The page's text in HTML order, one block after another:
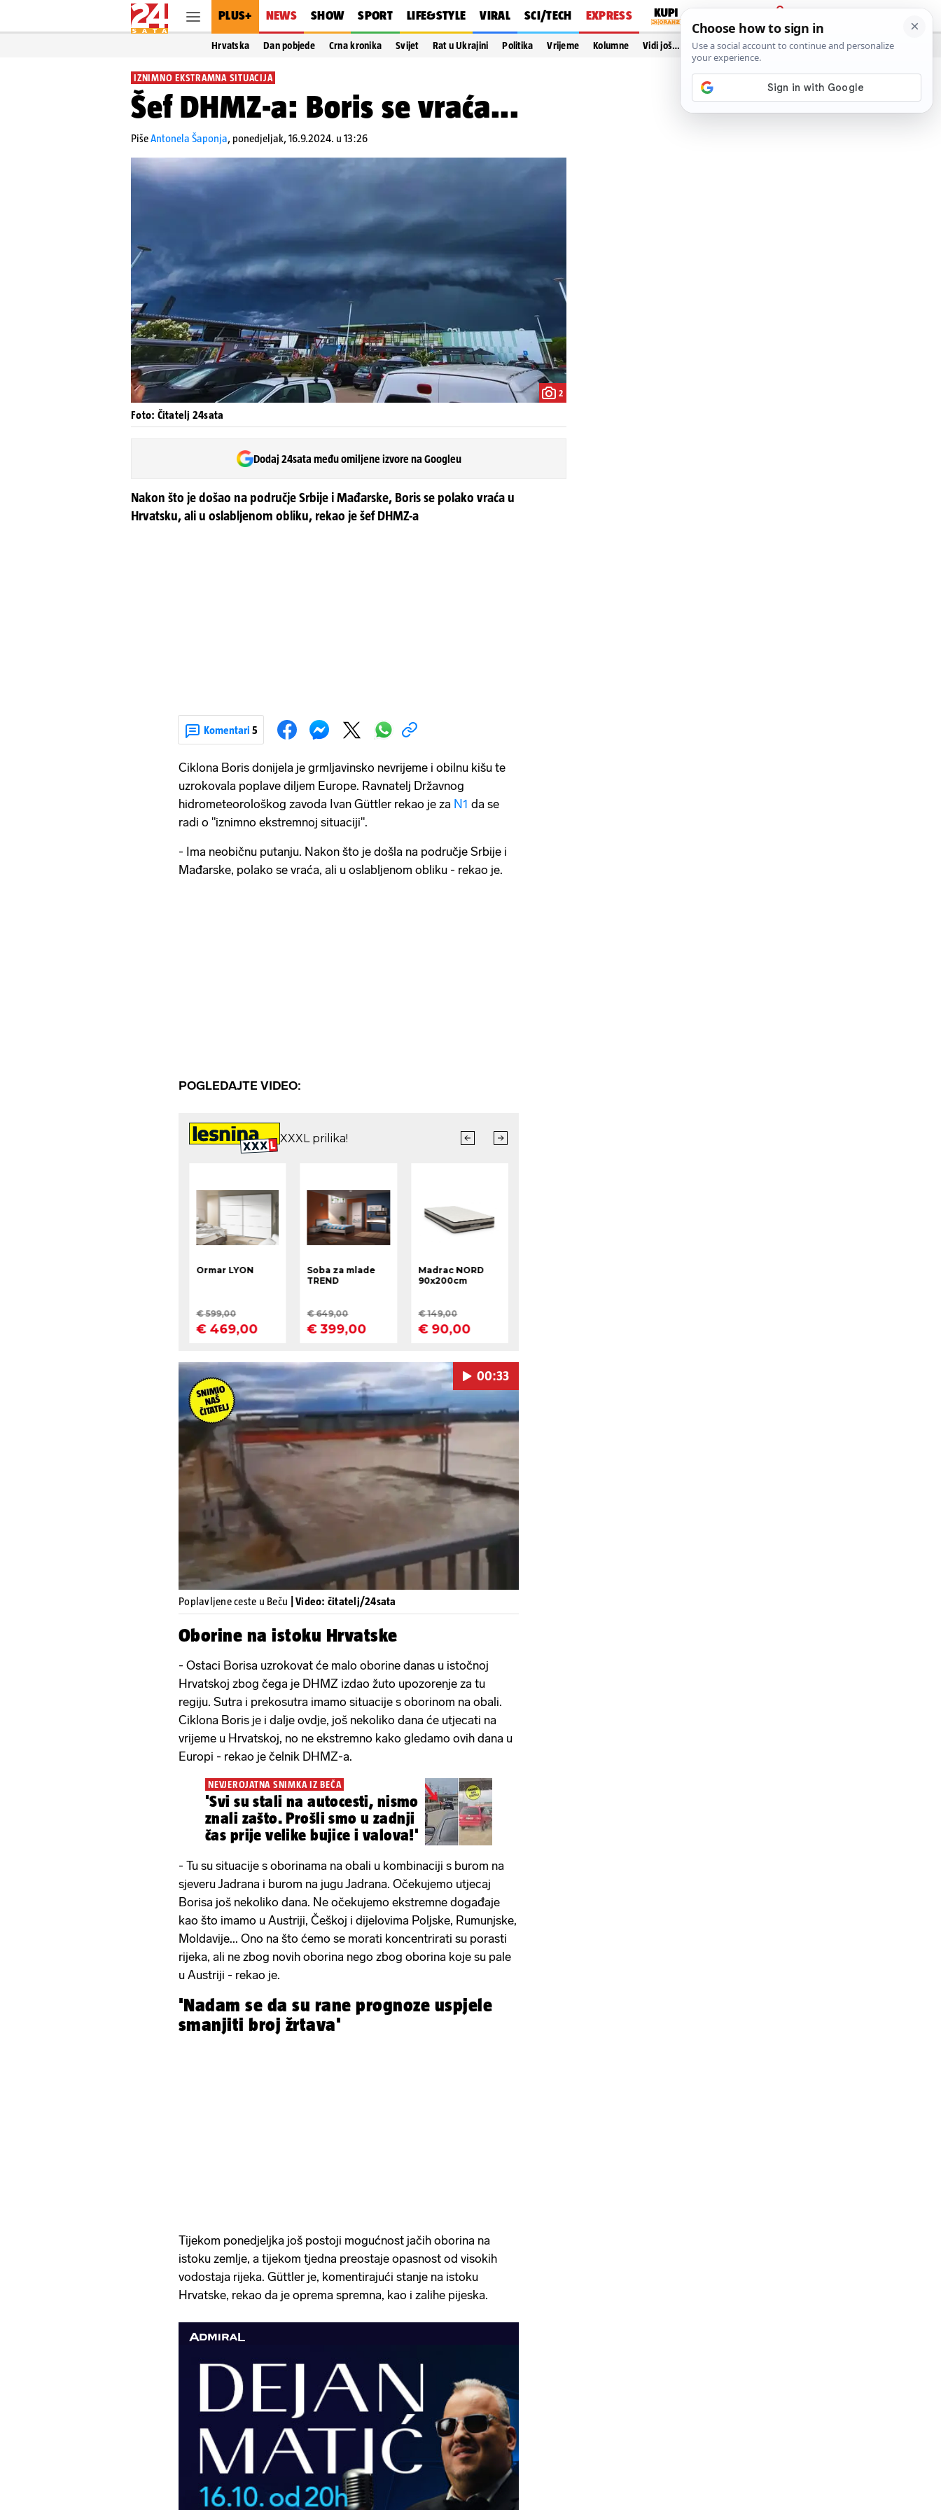
PLUS+ NEWS SHOW SPORT LIFE&STYLE VIRAL SCI/TECH EXPRESS
PRIJAVA
Hrvatska Dan pobjede Crna kronika Svijet Rat u Ukrajini Politika Vrijeme Kolumne Vidi još…
IZNIMNO EKSTRAMNA SITUACIJA
Šef DHMZ-a: Boris se vraća...
PišeAntonela Šaponja, ponedjeljak, 16.9.2024. u 13:26
2
Foto: Čitatelj 24sata
Dodaj 24sata među omiljene izvore na Googleu
Nakon što je došao na područje Srbije i Mađarske, Boris se polako vraća u
Hrvatsku, ali u oslabljenom obliku, rekao je šef DHMZ-a
Komentari 5
Ciklona Boris donijela je grmljavinsko nevrijeme i obilnu kišu te
uzrokovala poplave diljem Europe. Ravnatelj Državnog
hidrometeorološkog zavoda Ivan Güttler rekao je za N1 da se
radi o "iznimno ekstremnoj situaciji".
- Ima neobičnu putanju. Nakon što je došla na područje Srbije i
Mađarske, polako se vraća, ali u oslabljenom obliku - rekao je.
POGLEDAJTE VIDEO:
Pokretanje videa...
00:33
Poplavljene ceste u Beču | Video: čitatelj/24sata
Oborine na istoku Hrvatske
- Ostaci Borisa uzrokovat će malo oborine danas u istočnoj
Hrvatskoj zbog čega je DHMZ izdao žuto upozorenje za tu
regiju. Sutra i prekosutra imamo situacije s oborinom na obali.
Ciklona Boris je i dalje ovdje, još nekoliko dana će utjecati na
vrijeme u Hrvatskoj, no ne ekstremno kako gledamo ovih dana u
Europi - rekao je čelnik DHMZ-a.
NEVJEROJATNA SNIMKA IZ BEČA
'Svi su stali na autocesti, nismo
znali zašto. Prošli smo u zadnji
čas prije velike bujice i valova!'
- Tu su situacije s oborinama na obali u kombinaciji s burom na
sjeveru Jadrana i burom na jugu Jadrana. Očekujemo utjecaj
Borisa još nekoliko dana. Ne očekujemo ekstremne događaje
kao što imamo u Austriji, Češkoj i dijelovima Poljske, Rumunjske,
Moldavije... Ono na što ćemo se morati koncentrirati su porasti
rijeka, ali ne zbog novih oborina nego zbog oborina koje su pale
u Austriji - rekao je.
'Nadam se da su rane prognoze uspjele
smanjiti broj žrtava'
Tijekom ponedjeljka još postoji mogućnost jačih oborina na
istoku zemlje, a tijekom tjedna preostaje opasnost od visokih
vodostaja rijeka. Güttler je, komentirajući stanje na istoku
Hrvatske, rekao da je oprema spremna, kao i zalihe pijeska.